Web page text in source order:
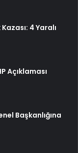
4 Yaralı
Açıklaması
Başkanlığına